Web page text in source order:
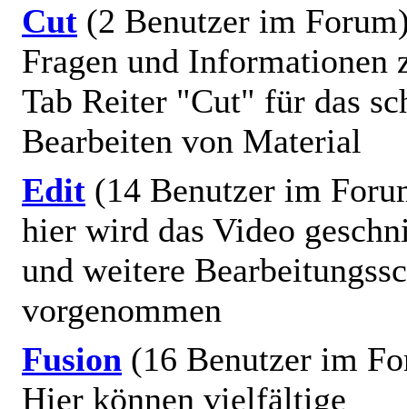
Cut (2 Benutzer im
Fragen und Informationen
Tab Reiter "Cut" für das
Bearbeiten von Material
Edit (14 Benutzer im
hier wird das Video
und weitere
vorgenommen
Fusion (16 Benutzer im
Hier können vielfältige